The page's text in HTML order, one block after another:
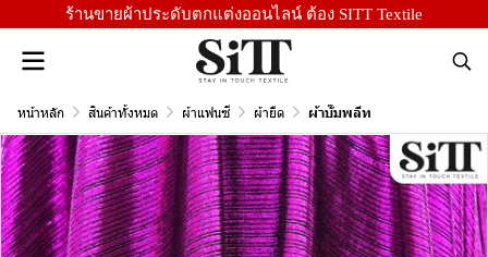
ร้านขายผ้าประดับตกแต่งออนไลน์ ต้อง SITT Textile
หน้าหลัก สินค้าทั้งหมด ผ้าแฟนซี ผ้ายืด ผ้าบั๊มพลีท